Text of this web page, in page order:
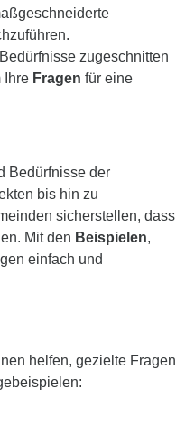
zugeschnitten
Ihre Fragen für eine
Bedürfnisse der
bis hin zu
sicherstellen, dass
Mit den Beispielen,
einfach und
helfen, gezielte Fragen